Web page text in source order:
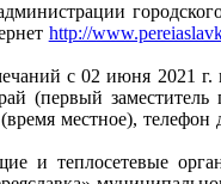
http://
с 02 июня 2021
(первый заместитель
местное), телефон
и теплосетевые